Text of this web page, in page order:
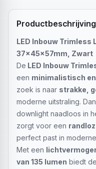
Productbeschrijving
LED Inbouw Trimless
37x45x57mm, Zwart
De LED Inbouw
een minimalistisch
zoek is naar strakke,
moderne uitstraling.
downlight naadloos in
zorgt voor een
perfect past in
Met een
van 135 lumen biedt